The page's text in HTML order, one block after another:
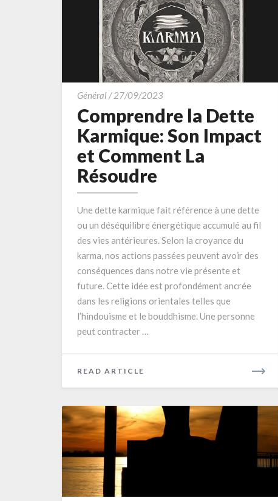
Général /27/09/2023Comprendre
la
Dette
Karmique:
Son
La
Résoudre
Comprendre la Dette
Karmique: Son Impact
et Comment La
Résoudre
Une dette karmique fait référence à une dette
ou un déséquilibre énergétique accumulé au fil
des vies antérieures. Selon la croyance du
karma, nos actions passées peuvent avoir des
conséquences dans notre vie présente et
future. Cette idée est profondément ancrée
dans les religions orientales telles que
l’hindouisme et le bouddhisme. Une personne
peut contracter …
READ ARTICLE
MORE